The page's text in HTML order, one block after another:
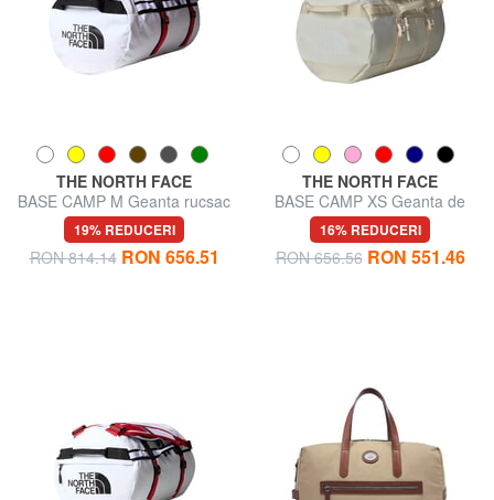
THE NORTH FACE
BASE CAMP M Geanta rucsac
19% REDUCERI
RON 814.14 RON 656.51
THE NORTH FACE
BASE CAMP XS Geanta de
voiaj/Rucsac
16% REDUCERI
RON 656.56 RON 551.46